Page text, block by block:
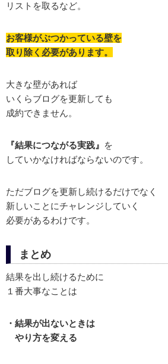
リストを取るなど。
お客様がぶつかっている壁を
取り除く必要があります。
大きな壁があれば
いくらブログを更新しても
成約できません。
『結果につながる実践』 を
していかなければならないのです。
ただブログを更新し続けるだけでなく
新しいことにチャレンジしていく
必要があるわけです。
まとめ
結果を出し続けるために
１番大事なことは
・結果が出ないときは
やり方を変える